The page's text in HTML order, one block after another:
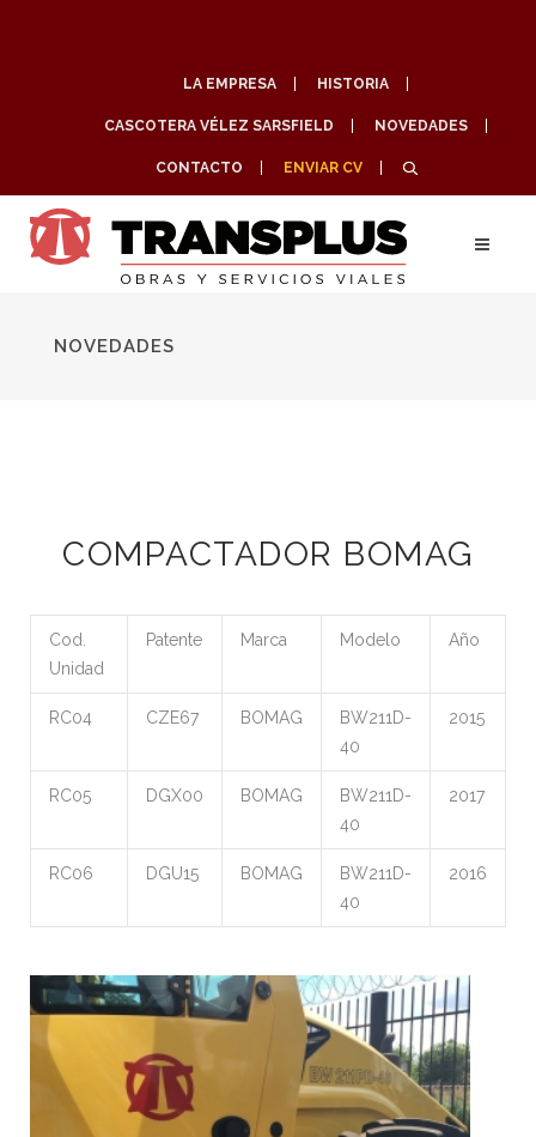
LA EMPRESA HISTORIA
CASCOTERA VÉLEZ SARSFIELD NOVEDADES
CONTACTO ENVIAR CV
NOVEDADES
COMPACTADOR BOMAG
Cod.
Unidad
Patente Marca Modelo Año
RC04 CZE67 BOMAG
BW211D-
40
2015
RC05 DGX00 BOMAG
BW211D-
40
2017
RC06 DGU15 BOMAG
BW211D-
40
2016